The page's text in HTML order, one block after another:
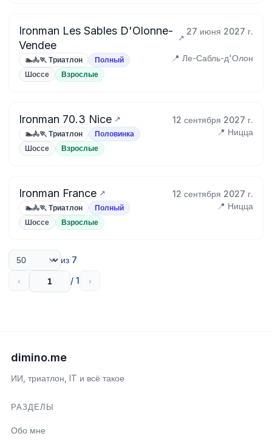
Ironman Les Sables D'Olonne-
Vendee
27 июня 2027 г.
🏊🚴🏃 Триатлон Полный 📍 Ле-Сабль-д'Олон
Шоссе Взрослые
Ironman 70.3 Nice 12 сентября 2027 г.
🏊🚴🏃 Триатлон Половинка 📍 Ницца
Шоссе Взрослые
Ironman France 12 сентября 2027 г.
🏊🚴🏃 Триатлон Полный 📍 Ницца
Шоссе Взрослые
из 7
‹ / 1 ›
dimino.me
ИИ, триатлон, IT и всё такое
РАЗДЕЛЫ
Обо мне